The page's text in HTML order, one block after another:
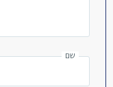
שם